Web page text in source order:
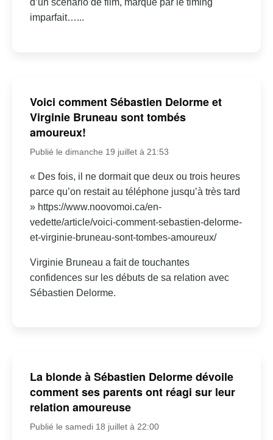
d’un scénario de film, marqué par le timing
imparfait…...
Voici comment Sébastien Delorme et
Virginie Bruneau sont tombés
amoureux!
Publié le dimanche 19 juillet à 21:53
« Des fois, il ne dormait que deux ou trois heures
parce qu’on restait au téléphone jusqu’à très tard
» https://www.noovomoi.ca/en-
vedette/article/voici-comment-sebastien-delorme-
et-virginie-bruneau-sont-tombes-amoureux/
Virginie Bruneau a fait de touchantes
confidences sur les débuts de sa relation avec
Sébastien Delorme.
La blonde à Sébastien Delorme dévoile
comment ses parents ont réagi sur leur
relation amoureuse
Publié le samedi 18 juillet à 22:00